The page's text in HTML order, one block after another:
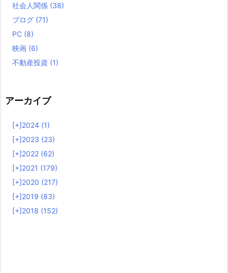
社会人関係 (38)
ブログ (71)
PC (8)
映画 (6)
不動産投資 (1)
アーカイブ
[+]2024 (1)
[+]2023 (23)
[+]2022 (62)
[+]2021 (179)
[+]2020 (217)
[+]2019 (83)
[+]2018 (152)